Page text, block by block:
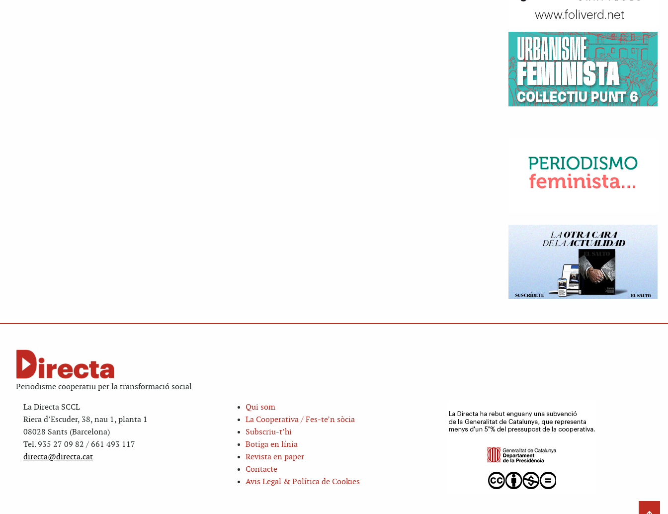
Periodisme cooperatiu per la transformació social
La Directa SCCL
Riera d’Escuder, 38, nau 1, planta 1
08028 Sants (Barcelona)
Tel. 935 27 09 82 / 661 493 117
directa@directa.cat
Qui som
La Cooperativa / Fes-te’n sòcia
Subscriu-t’hi
Botiga en línia
Revista en paper
Contacte
Avis Legal & Política de Cookies